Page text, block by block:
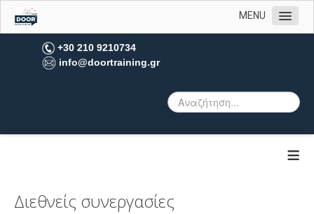
MENU
Αρχική
Η εταιρεία μας
Επικοινωνία
+30 210 9210734
info@doortraining.gr
≡
Διεθνείς συνεργασίες